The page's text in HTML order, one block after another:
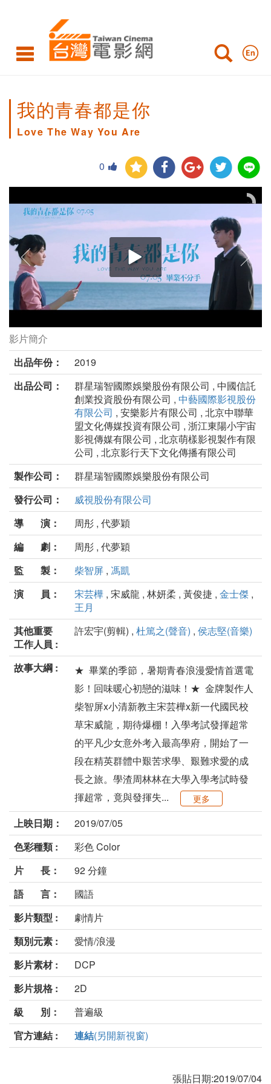
我的青春都是你
Love The Way You Are
0
我的青春都是你劇照
影片簡介
出品年份：
2019
出品公司：
群星瑞智國際娛樂股份有限公司 , 中國信託
創業投資股份有限公司 , 中藝國際影視股份
有限公司 , 安樂影片有限公司 , 北京中聯華
盟文化傳媒投資有限公司 , 浙江東陽小宇宙
影視傳媒有限公司 , 北京萌樣影視製作有限
公司 , 北京影行天下文化傳播有限公司
製作公司：
群星瑞智國際娛樂股份有限公司
發行公司：
威視股份有限公司
導 演：
周彤 , 代夢穎
編 劇：
周彤 , 代夢穎
監 製：
柴智屏 , 馮凱
演 員：
宋芸樺 , 宋威龍 , 林妍柔 , 黃俊捷 , 金士傑 ,
王月
其他重要
工作人員 :
許宏宇(剪輯) , 杜篤之(聲音) , 侯志堅(音樂)
故事大綱 :
★ 畢業的季節，暑期青春浪漫愛情首選電
影！回味暖心初戀的滋味！★ 金牌製作人
柴智屏x小清新教主宋芸樺x新一代國民校
草宋威龍，期待爆棚！入學考試發揮超常
的平凡少女意外考入最高學府，開始了一
段在精英群體中艱苦求學、艱難求愛的成
長之旅。學渣周林林在大學入學考試時發
揮超常，竟與發揮失...
更多
上映日期：
2019/07/05
色彩種類 :
彩色 Color
片 長：
92 分鐘
語 言：
國語
影片類型 :
劇情片
類別元素 :
愛情/浪漫
影片素材 :
DCP
影片規格 :
2D
級 別：
普遍級
官方連結 :
連結(另開新視窗)
張貼日期:2019/07/04